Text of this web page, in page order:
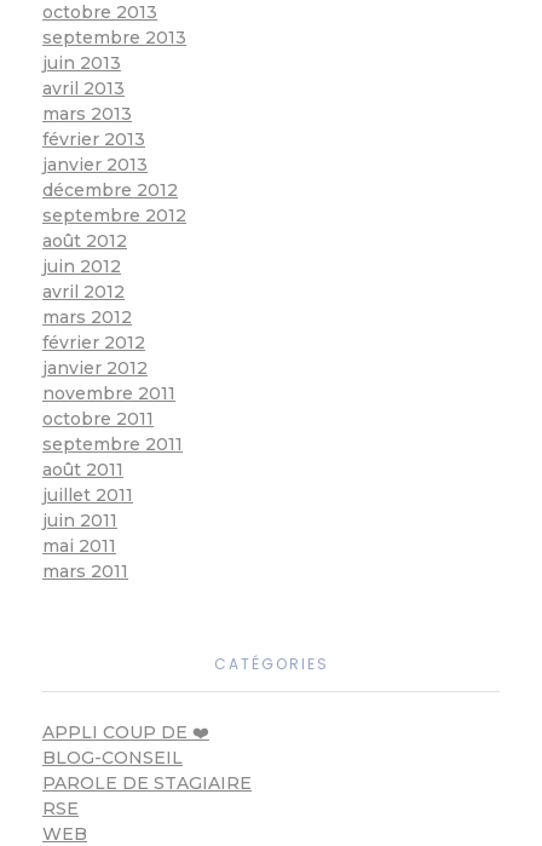
octobre 2013
septembre 2013
juin 2013
avril 2013
mars 2013
février 2013
janvier 2013
décembre 2012
septembre 2012
août 2012
juin 2012
avril 2012
mars 2012
février 2012
janvier 2012
novembre 2011
octobre 2011
septembre 2011
août 2011
juillet 2011
juin 2011
mai 2011
mars 2011
CATÉGORIES
APPLI COUP DE ❤️
BLOG-CONSEIL
PAROLE DE STAGIAIRE
RSE
WEB